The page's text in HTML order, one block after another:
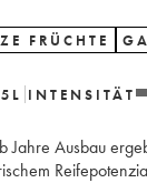
FRÜCHTE
L INTENSITÄT
Jahre Ausbau